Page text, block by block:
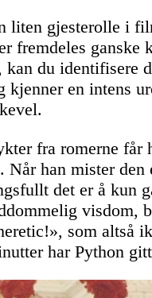
liten gjesterolle i
fremdeles
du identifisere
en intens
fra romerne får
Når han mister
det er å kun
visdom,
som altså
har Python